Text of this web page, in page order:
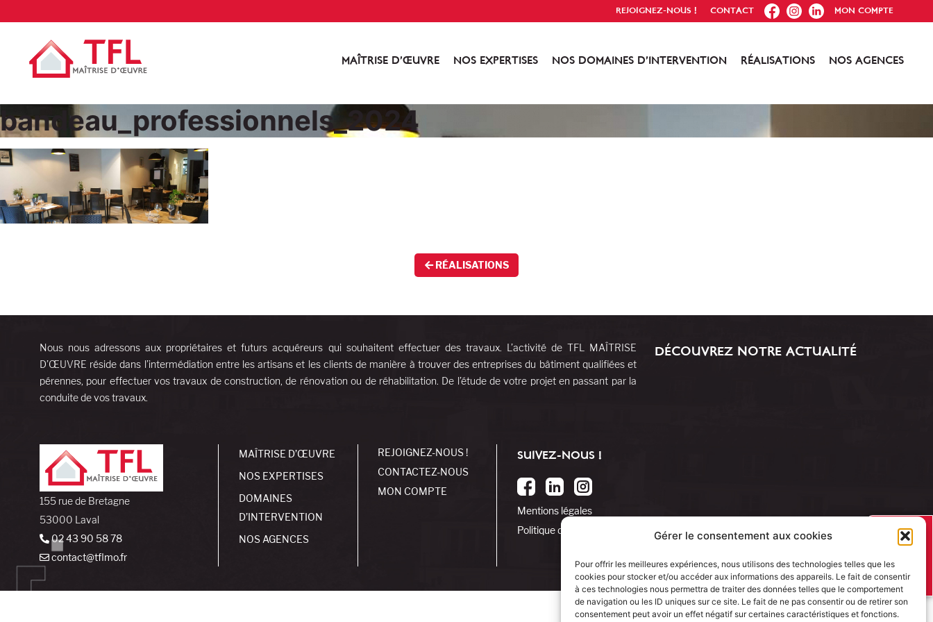
Gérer le consentement aux cookies
Pour offrir les meilleures expériences, nous utilisons des technologies telles que les
cookies pour stocker et/ou accéder aux informations des appareils. Le fait de consentir
à ces technologies nous permettra de traiter des données telles que le comportement
de navigation ou les ID uniques sur ce site. Le fait de ne pas consentir ou de retirer son
consentement peut avoir un effet négatif sur certaines caractéristiques et fonctions.
REJOIGNEZ-NOUS ! CONTACT FB IG IN MON COMPTE
MAÎTRISE D’ŒUVRE NOS EXPERTISES NOS DOMAINES D’INTERVENTION RÉALISATIONS NOS AGENCES
bandeau_professionnels_2024
RÉALISATIONS
Nous nous adressons aux propriétaires et futurs acquéreurs qui souhaitent effectuer des travaux. L’activité de TFL MAÎTRISE
D’ŒUVRE réside dans l’intermédiation entre les artisans et les clients de manière à trouver des entreprises du bâtiment qualifiées et
pérennes, pour effectuer vos travaux de construction, de rénovation ou de réhabilitation. De l’étude de votre projet en passant par la
conduite de vos travaux.
155 rue de Bretagne
53000 Laval
02 43 90 58 78
contact@tflmo.fr
MAÎTRISE D’ŒUVRE
NOS EXPERTISES
DOMAINES
D’INTERVENTION
NOS AGENCES
REJOIGNEZ-NOUS !
CONTACTEZ-NOUS
MON COMPTE
SUIVEZ-NOUS !
Mentions légales
Politique de cookies
DÉCOUVREZ NOTRE ACTUALITÉ
J’AI UN
PROJET